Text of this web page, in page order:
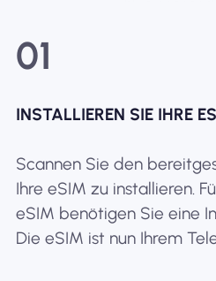
01
INSTALLIEREN SIE IHRE
Scannen Sie den
Ihre eSIM zu installieren.
eSIM benötigen Sie eine
Die eSIM ist nun Ihrem